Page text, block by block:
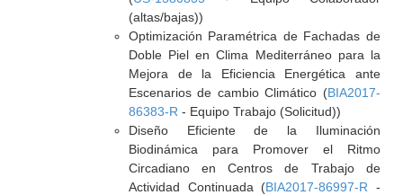
(altas/bajas))
Optimización Paramétrica de Fachadas de
Doble Piel en Clima Mediterráneo para la
Mejora de la Eficiencia Energética ante
Escenarios de cambio Climático (BIA2017-
86383-R - Equipo Trabajo (Solicitud))
Diseño Eficiente de la Iluminación
Biodinámica para Promover el Ritmo
Circadiano en Centros de Trabajo de
Actividad Continuada (BIA2017-86997-R -